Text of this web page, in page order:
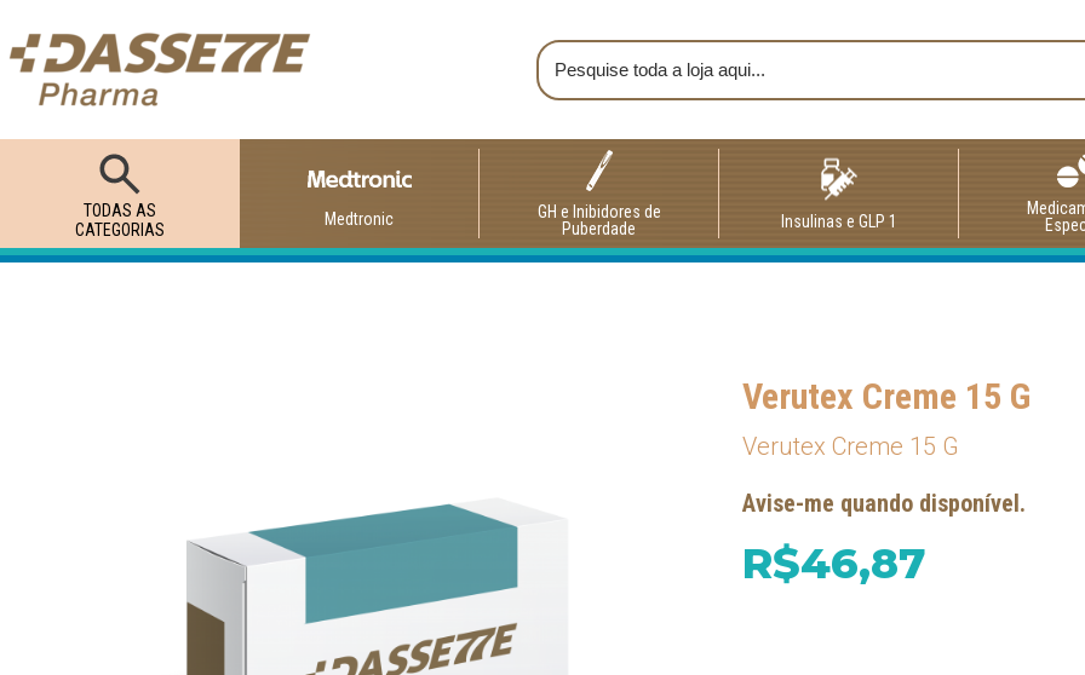
TODAS AS
CATEGORIAS
Medtronic
GH e Inibidores de
Puberdade
Insulinas e GLP 1
Verutex Creme 15 G
Verutex Creme 15 G
Avise-me quando disponível.
R$46,87